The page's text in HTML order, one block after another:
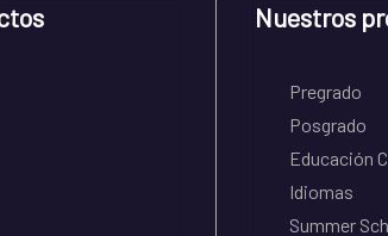
Nuestros
Pregrado
Posgrado
Educación
Idiomas
Summer